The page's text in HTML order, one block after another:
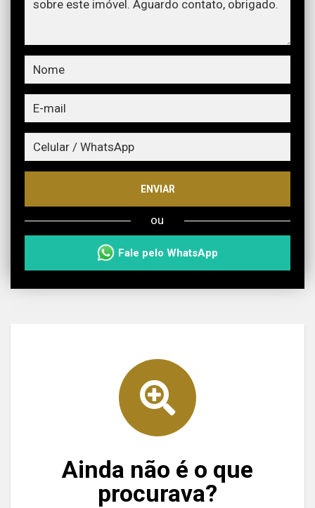
ENVIAR
ou
Fale pelo WhatsApp
Ainda não é o que
procurava?